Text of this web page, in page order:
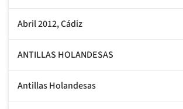
Abril 2012, Cádiz
ANTILLAS HOLANDESAS
Antillas Holandesas